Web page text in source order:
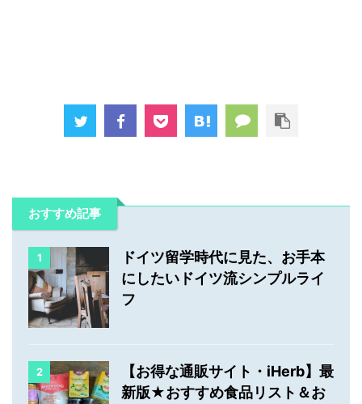
おすすめ記事
1
ドイツ留学時代に見た、お手本
にしたいドイツ流シンプルライ
フ
2
【お得な通販サイト・iHerb】最
新版★おすすめ食品リスト＆お